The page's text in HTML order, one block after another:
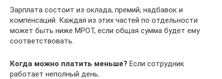
Зарплата состоит из оклада, премий, надбавок и
компенсаций. Каждая из этих частей по отдельности
может быть ниже МРОТ, если общая сумма будет ему
соответствовать.
Когда можно платить меньше? Если сотрудник
работает неполный день.